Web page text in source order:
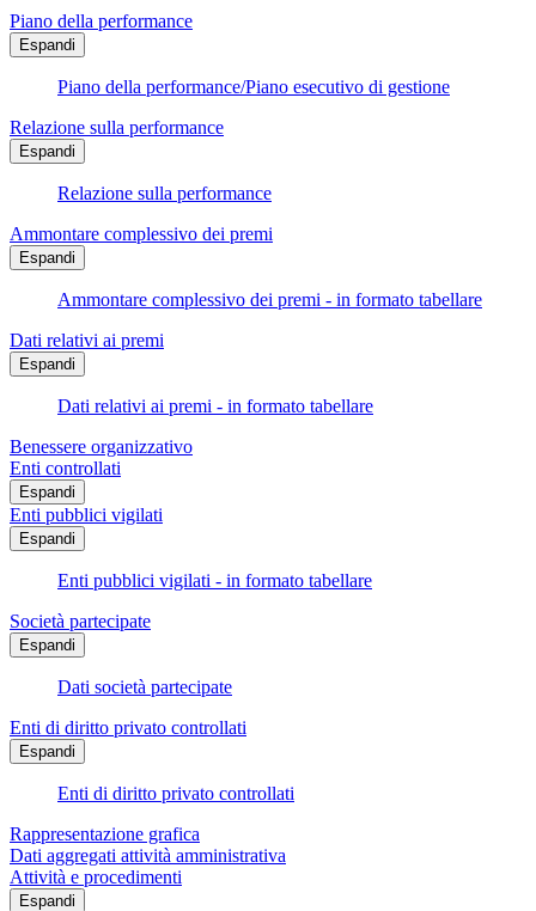
Piano della performance
Espandi
Piano della performance/Piano esecutivo di gestione
Relazione sulla performance
Espandi
Relazione sulla performance
Ammontare complessivo dei premi
Espandi
Ammontare complessivo dei premi - in formato tabellare
Dati relativi ai premi
Espandi
Dati relativi ai premi - in formato tabellare
Benessere organizzativo
Enti controllati
Espandi
Enti pubblici vigilati
Espandi
Enti pubblici vigilati - in formato tabellare
Società partecipate
Espandi
Dati società partecipate
Enti di diritto privato controllati
Espandi
Enti di diritto privato controllati
Rappresentazione grafica
Dati aggregati attività amministrativa
Attività e procedimenti
Espandi